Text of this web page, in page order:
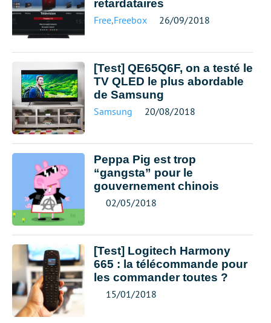
retardataires
Free,Freebox 26/09/2018
[Test] QE65Q6F, on a testé le
TV QLED le plus abordable
de Samsung
Samsung 20/08/2018
Peppa Pig est trop
“gangsta” pour le
gouvernement chinois
02/05/2018
[Test] Logitech Harmony
665 : la télécommande pour
les commander toutes ?
15/01/2018